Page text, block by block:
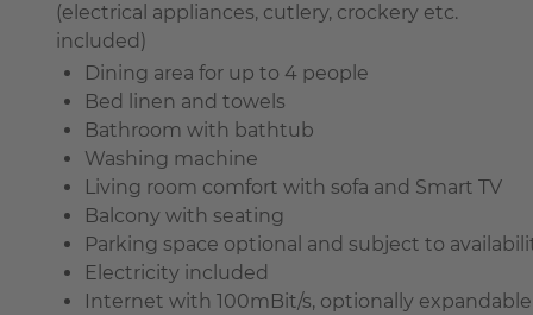
(electrical appliances, cutlery, crockery etc.
included)
Dining area for up to 4 people
Bed linen and towels
Bathroom with bathtub
Washing machine
Living room comfort with sofa and Smart TV
Balcony with seating
Parking space optional and subject to
Electricity included
Internet with 100mBit/s, optionally